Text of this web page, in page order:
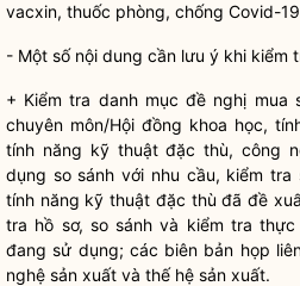
vacxin, thuốc phòng, chống Covid-
- Một số nội dung cần lưu ý khi kiểm
+ Kiểm tra danh mục đề nghị mua
chuyên môn/Hội đồng khoa học,
tính năng kỹ thuật đặc thù, công
dụng so sánh với nhu cầu, kiểm
tính năng kỹ thuật đặc thù đã đề
tra hồ sơ, so sánh và kiểm tra
đang sử dụng; các biên bản họp
nghệ sản xuất và thế hệ sản xuất.